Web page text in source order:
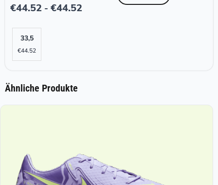
€44.52 - €44.52
33,5
€44.52
Ähnliche Produkte